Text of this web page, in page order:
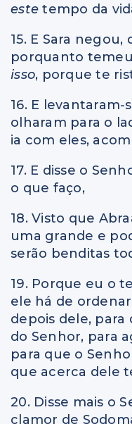
estetempo da
15. E Sara
porquanto
isso, porque te
16. E
olharam para o
ia com eles,
17. E disse o
o que faço,
18. Visto que
uma grande e
serão benditas
19. Porque eu o
ele há de
depois dele,
do Senhor, para
para que o
que acerca dele
20. Disse mais o
clamor de